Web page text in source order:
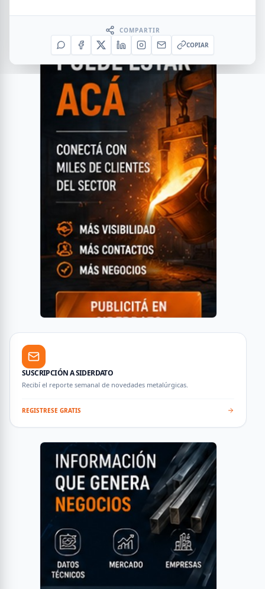
SUSCRIPCIÓN A SIDERDATO
Recibí el reporte semanal de novedades metalúrgicas.
REGISTRESE GRATIS
COMPARTIR
COPIAR